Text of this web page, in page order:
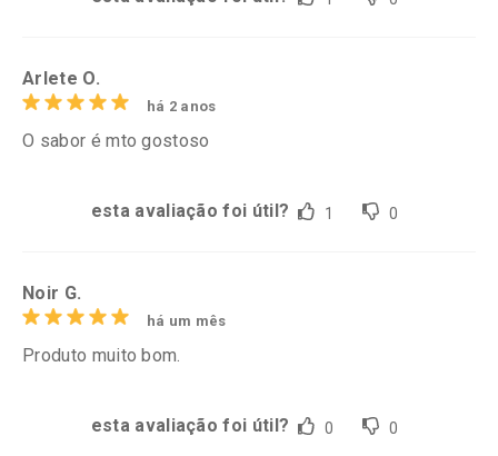
Arlete O.
há 2 anos
O sabor é mto gostoso
esta avaliação foi útil? 1 0
Noir G.
há um mês
Produto muito bom.
esta avaliação foi útil? 0 0